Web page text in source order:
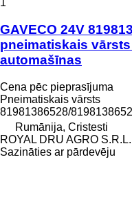
1
GAVECO 24V
pneimatiskais
automašīnas
Cena pēc pieprasījuma
Pneimatiskais vārsts
81981386528/
Rumānija, Cristesti
ROYAL DRU AGRO S.R.L.
Sazināties ar pārdevēju